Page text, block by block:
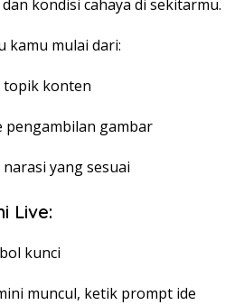
kondisi cahaya di sekitarmu.
kamu mulai dari:
topik konten
pengambilan gambar
yang sesuai
Live:
kunci
muncul, ketik prompt ide